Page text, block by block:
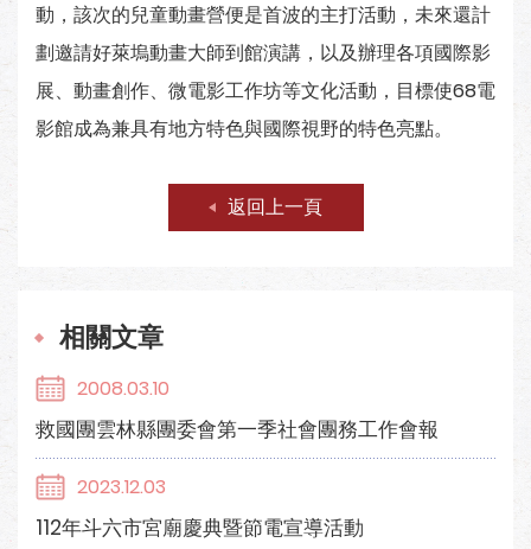
動，該次的兒童動畫營便是首波的主打活動，未來還計
劃邀請好萊塢動畫大師到館演講，以及辦理各項國際影
展、動畫創作、微電影工作坊等文化活動，目標使68電
影館成為兼具有地方特色與國際視野的特色亮點。
返回上一頁
相關文章
2008.03.10
救國團雲林縣團委會第一季社會團務工作會報
2023.12.03
112年斗六市宮廟慶典暨節電宣導活動